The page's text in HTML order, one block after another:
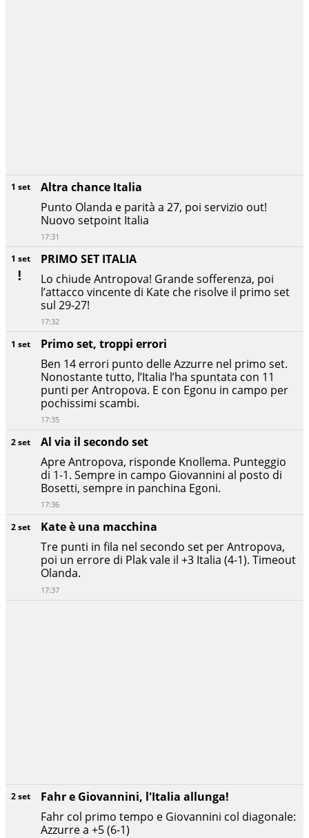
2 set
Fahr e Giovannini, l'Italia allunga!
Fahr col primo tempo e Giovannini col diagonale:
Azzurre a +5 (6-1)
2 set
Kate è una macchina
Tre punti in fila nel secondo set per Antropova,
poi un errore di Plak vale il +3 Italia (4-1). Timeout
Olanda.
17:37
2 set
Al via il secondo set
Apre Antropova, risponde Knollema. Punteggio
di 1-1. Sempre in campo Giovannini al posto di
Bosetti, sempre in panchina Egoni.
17:36
1 set
Primo set, troppi errori
Ben 14 errori punto delle Azzurre nel primo set.
Nonostante tutto, l’Italia l’ha spuntata con 11
punti per Antropova. E con Egonu in campo per
pochissimi scambi.
17:35
1 set
PRIMO SET ITALIA
Lo chiude Antropova! Grande sofferenza, poi
l’attacco vincente di Kate che risolve il primo set
sul 29-27!
17:32
1 set
Altra chance Italia
Punto Olanda e parità a 27, poi servizio out!
Nuovo setpoint Italia
17:31